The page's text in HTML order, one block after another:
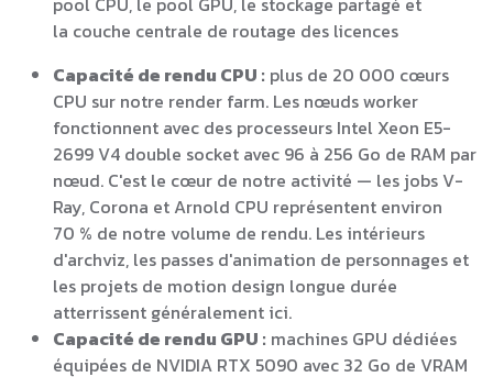
la couche centrale de routage des licences
Capacité de rendu CPU : plus de 20 000 cœurs
CPU sur notre render farm. Les nœuds worker
fonctionnent avec des processeurs Intel Xeon E5-
2699 V4 double socket avec 96 à 256 Go de RAM par
nœud. C'est le cœur de notre activité — les jobs V-
Ray, Corona et Arnold CPU représentent environ
70 % de notre volume de rendu. Les intérieurs
d'archviz, les passes d'animation de personnages et
les projets de motion design longue durée
atterrissent généralement ici.
Capacité de rendu GPU : machines GPU dédiées
équipées de NVIDIA RTX 5090 avec 32 Go de VRAM